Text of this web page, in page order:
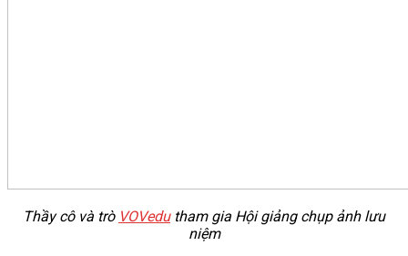
Thầy cô và trò VOVedutham gia Hội giảng chụp ảnh lưu
niệm